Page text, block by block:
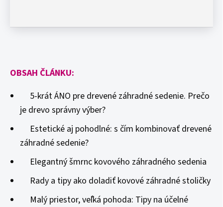
OBSAH ČLÁNKU:
5-krát ÁNO pre drevené záhradné sedenie. Prečo
je drevo správny výber?
Estetické aj pohodlné: s čím kombinovať drevené
záhradné sedenie?
Elegantný šmrnc kovového záhradného sedenia
Rady a tipy ako doladiť kovové záhradné stoličky
Malý priestor, veľká pohoda: Tipy na účelné